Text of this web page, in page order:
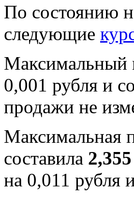
По состоянию
следующие
Максимальный
0,001 рубля и
продажи не
Максимальная
составила 2,355
на 0,011 рубля